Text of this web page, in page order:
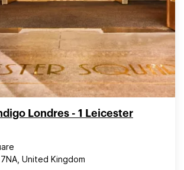
Londres - 1 Leicester
United Kingdom